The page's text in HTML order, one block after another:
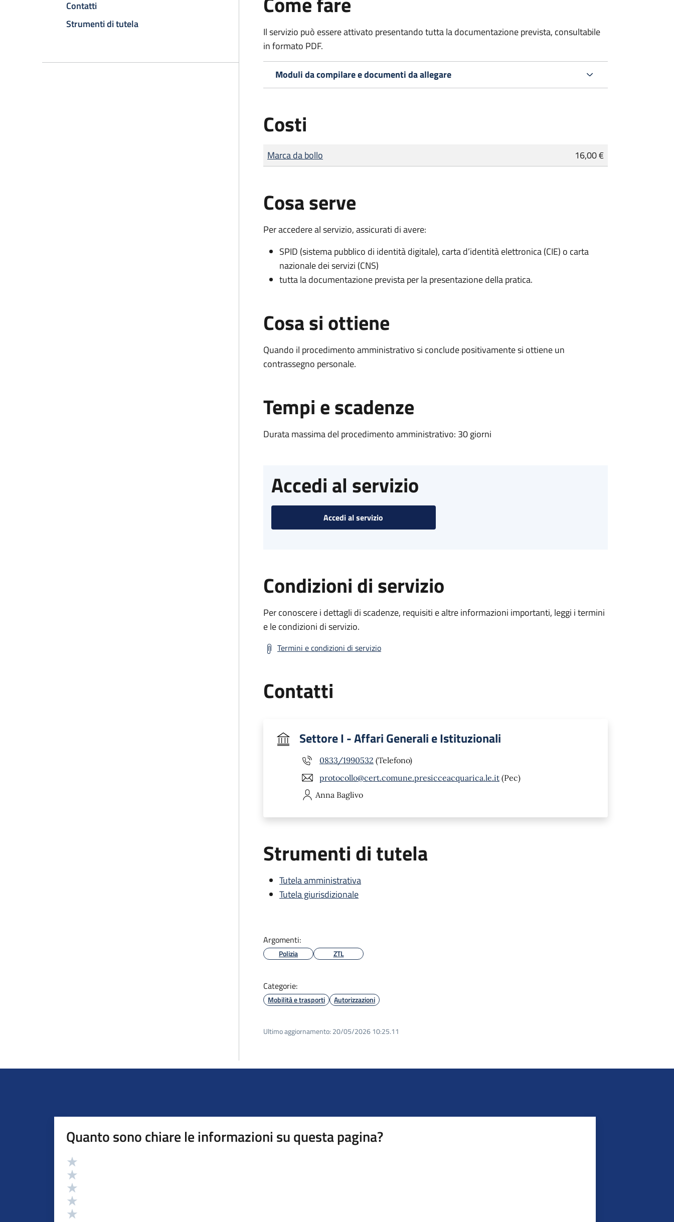
Contatti
Strumenti di tutela
Il servizio può essere attivato presentando tutta la documentazione prevista, consultabile
in formato PDF.
Moduli da compilare e documenti da allegare
Costi
Tipo di pagamento
Importo
Marca da bollo 16,00 €
Cosa serve
Per accedere al servizio, assicurati di avere:
SPID (sistema pubblico di identità digitale), carta d’identità elettronica (CIE) o carta
nazionale dei servizi (CNS)
tutta la documentazione prevista per la presentazione della pratica.
Cosa si ottiene
Quando il procedimento amministrativo si conclude positivamente si ottiene un
contrassegno personale.
Tempi e scadenze
Durata massima del procedimento amministrativo: 30 giorni
Accedi al servizio
Accedi al servizio
Condizioni di servizio
Per conoscere i dettagli di scadenze, requisiti e altre informazioni importanti, leggi i termini
e le condizioni di servizio.
Termini e condizioni di servizio
Contatti
Settore I - Affari Generali e Istituzionali
0833/1990532 (Telefono)
protocollo@cert.comune.presicceacquarica.le.it (Pec)
Anna Baglivo
Strumenti di tutela
Tutela amministrativa
Tutela giurisdizionale
Argomenti:
Polizia ZTL
Categorie:
Mobilità e trasporti Autorizzazioni
Ultimo aggiornamento: 20/05/2026 10:25.11
Quanto sono chiare le informazioni su questa pagina?
Valutazione